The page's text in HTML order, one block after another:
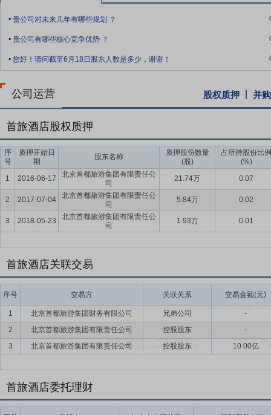
量完成，并借助标准化、数字化的质检验收流程，保障产品标准的一
更具竞争力的价格,为加盟商提供更省心的采购服务。在酒店的日常运
户之声”）平台洞察宾客数据，赋能服务管理，提升宾客体验。公司
要点11：保持数字化建设的行业领先优势
公司拥有强大的面客系统
应用，实现智能查询、流量预测及智能调价、营销活动优化等多个功
工具。 用户运营方面，公司以数字化工具赋能全域用户生命周期运
全场景宾客体验升级能力，打造“预定-入住-离店”全链路数字化体验
客房、智能前台、智能电视、智能洗衣房等标准化模块，同步提升了
店的全员在线、流程在线和知识在线，赋能集团“端到端”垂直化管理
用。公司以数字化技术带动了组织管理提效，提高了组织执行的敏捷
行业领先，以创新驱动产品体验升级、全域用户运营深化与酒店规模
要点12：国内行业率先推行ESG治理的国有控股上市公司
公司定期
新的发展阶段推动公司高质量、可持续发展能力和整体实力，积极推
传承，做强做优做大，以强烈的责任担当和积极的实践体现国有控股
采用环保装修快装材料等举措，打造绿色酒店标杆。
要点13：参股上市公司 公司持有外运发展(600270)409.37万股(占
要点14：控股股东拟增持0.5%股份-2%股份
2020年2月10日公告,控
行股份的0.5%,不超过公司已发行股份的2%。
要点15：挂牌转让燕京饭店20%股权,可获益1.26亿元
2018年5月28
出售,出售价格不低于14,866万元。如能顺利成交,预计将产生投资收益
品牌化，专业化经营的目标，公司一直在为重新启动再融资工作进行
. 贵公司对未来几年有哪些规划 ？
. 贵公司有哪些核心竞争优势 ？
. 您好！请问截至6月18日股东人数是多少，谢谢！
公司运营 股权质押 并
首旅酒店股权质押
序
号
质押开始日
期
股东名称
质押股份数量
(股)
占所持股份比例
(%)
1
2016-06-17
北京首都旅游集团有限责任公
司
21.74万 0.07
2 2017-07-04
北京首都旅游集团有限责任公
司
5.84万 0.02
3 2018-05-23
北京首都旅游集团有限责任公
司
1.93万 0.01
首旅酒店关联交易
序号 交易方 关联关系 交易金额(元)
1 北京首都旅游集团财务有限公司 兄弟公司
-
2
北京首都旅游集团有限责任公司 控股股东
-
3
北京首都旅游集团有限责任公司 控股股东 10.00亿
首旅酒店委托理财